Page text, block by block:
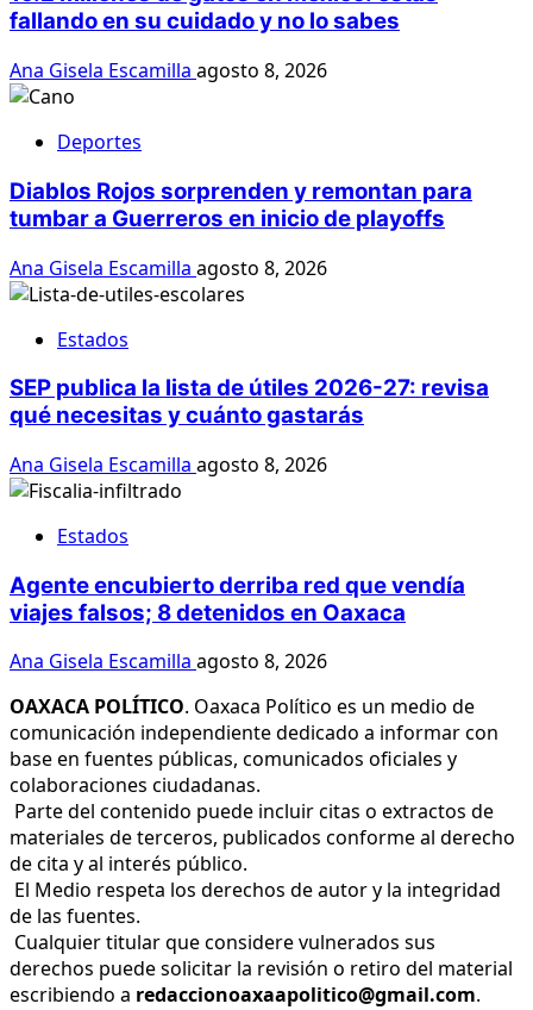
fallando en su cuidado y no lo sabes
Ana Gisela Escamilla agosto 8, 2026
Deportes
Diablos Rojos sorprenden y remontan para
tumbar a Guerreros en inicio de playoffs
Ana Gisela Escamilla agosto 8, 2026
Estados
SEP publica la lista de útiles 2026-27: revisa
qué necesitas y cuánto gastarás
Ana Gisela Escamilla agosto 8, 2026
Estados
Agente encubierto derriba red que vendía
viajes falsos; 8 detenidos en Oaxaca
Ana Gisela Escamilla agosto 8, 2026
OAXACA POLÍTICO. Oaxaca Político es un medio de
comunicación independiente dedicado a informar con
base en fuentes públicas, comunicados oficiales y
colaboraciones ciudadanas.
Parte del contenido puede incluir citas o extractos de
materiales de terceros, publicados conforme al derecho
de cita y al interés público.
El Medio respeta los derechos de autor y la integridad
de las fuentes.
Cualquier titular que considere vulnerados sus
derechos puede solicitar la revisión o retiro del material
escribiendo a redaccionoaxaapolitico@gmail.com.